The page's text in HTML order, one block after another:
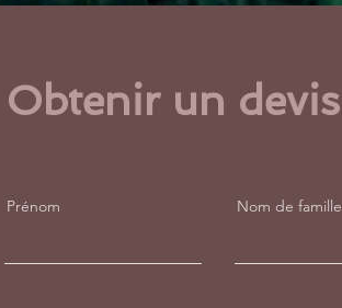
Obtenir un devis
Prénom Nom de famille